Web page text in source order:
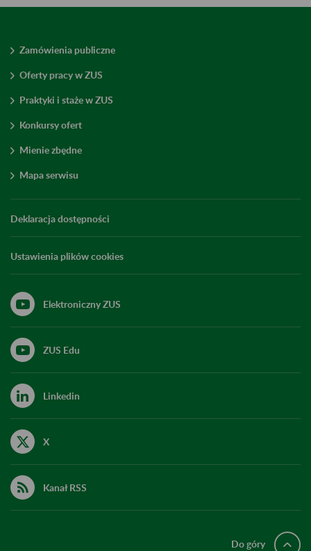
Zamówienia publiczne
Oferty pracy w ZUS
Praktyki i staże w ZUS
Konkursy ofert
Mienie zbędne
Mapa serwisu
Deklaracja dostępności
Ustawienia plików cookies
Elektroniczny ZUS
ZUS Edu
Linkedin
X
Kanał RSS
Do góry